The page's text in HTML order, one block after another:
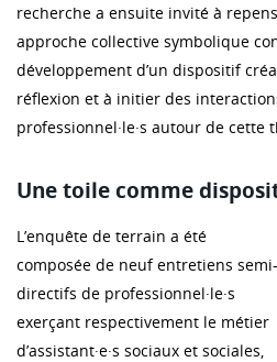
recherche a ensuite invité à
approche collective symbolique
développement d’un dispositif
réflexion et à initier des
professionnel·le·s autour de cette
Une toile comme
L’enquête de terrain a été
composée de neuf entretiens semi-
directifs de professionnel·le·s
exerçant respectivement le métier
d’assistant·e·s sociaux et sociales,